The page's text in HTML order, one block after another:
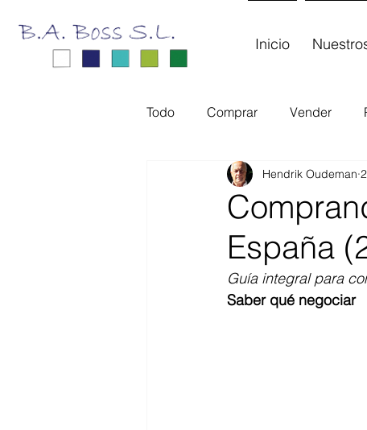
Inicio
Todo Comprar Vender
España
Hendrik Oudeman
Guía integral para
Saber qué negociar